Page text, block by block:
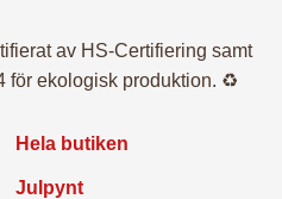
av HS-Certifiering samt
för ekologisk produktion. ♻️
Hela butiken
Julpynt